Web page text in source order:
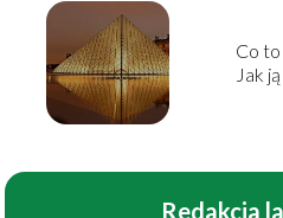
Co
Jak
Redakcja